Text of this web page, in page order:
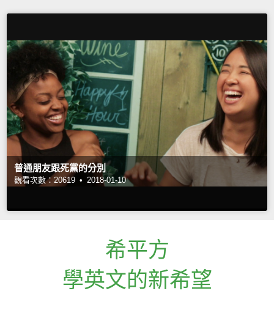
普通朋友跟死黨的分別
觀看次數：20619 • 2018-01-10
希平方
學英文的新希望